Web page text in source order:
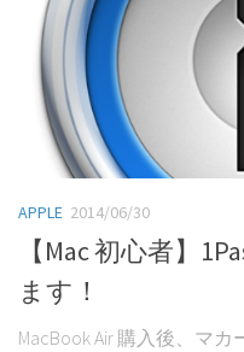
APPLE 2014/06/30
【Mac 初心者】
ます！
MacBook Air 購入後、マ